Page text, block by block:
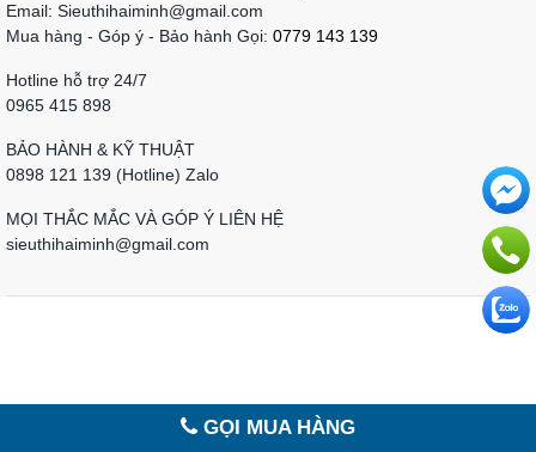
Email: Sieuthihaiminh@gmail.com
Mua hàng - Góp ý - Bảo hành Gọi: 0779 143 139
Hotline hỗ trợ 24/7
0965 415 898
BẢO HÀNH & KỸ THUẬT
0898 121 139 (Hotline) Zalo
MỌI THẮC MẮC VÀ GÓP Ý LIÊN HỆ
sieuthihaiminh@gmail.com
GỌI MUA HÀNG